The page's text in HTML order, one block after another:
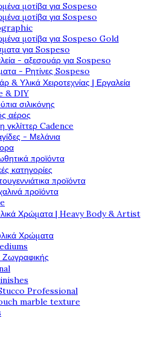
μοτίβα για Sospeso
μοτίβα για Sospeso
μοτίβα για Sospeso Gold
για Sospeso
- αξεσουάρ για Sospeso
- Ρητίνες Sospeso
& Υλικά Χειροτεχνίας | Εργαλεία
& DIY
σιλικόνης
αέρος
γκλίττερ Cadence
- Μελάνια
προϊόντα
κατηγορίες
προϊόντα
προϊόντα
Χρώματα | Heavy Body & Artist
Χρώματα
Professional
marble texture